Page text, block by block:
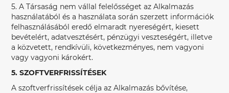
5. A Társaság nem vállal felelősséget az Alkalmazás
használatából és a használata során szerzett információk
felhasználásából eredő elmaradt nyereségért, kiesett
bevételért, adatvesztésért, pénzügyi veszteségért, illetve
a közvetett, rendkívüli, következményes, nem vagyoni
vagy vagyoni károkért.
5. SZOFTVERFRISSÍTÉSEK
A szoftverfrissítések célja az Alkalmazás bővítése,